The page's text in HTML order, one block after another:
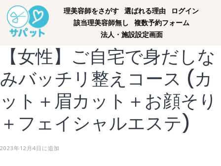
理美容師をさがす 選ばれる理由
ログイン
該当理美容師無し
複数予約フォーム
法人・施設設定画面
【女性】ご自宅で身だしな
みバッチリ整えコース (カ
ット＋眉カット＋お顔そり
＋フェイシャルエステ)
2023年12月4日に追加